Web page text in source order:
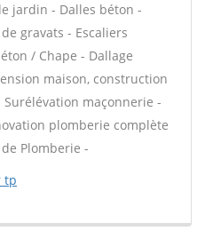
jardin - Dalles béton -
gravats - Escaliers
/ Chape - Dallage
maison, construction
maçonnerie -
plomberie complète
Plomberie -
tp